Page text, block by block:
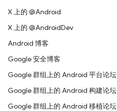
X 上的 @Android
X 上的 @AndroidDev
Android 博客
Google 安全博客
Google 群组上的 Android 平台论坛
Google 群组上的 Android 构建论坛
Google 群组上的 Android 移植论坛